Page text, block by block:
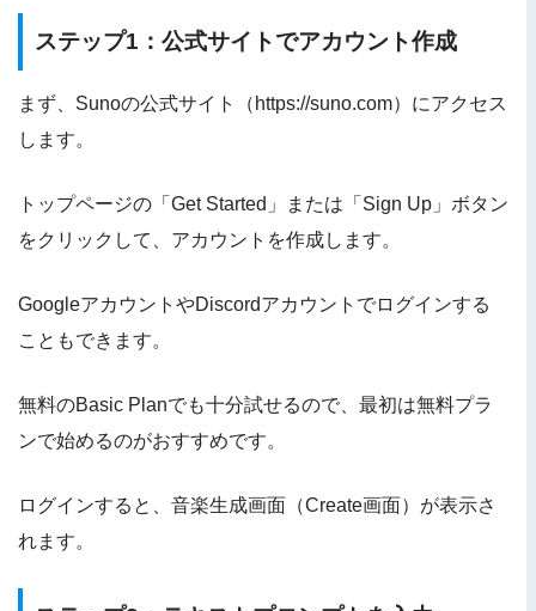
ステップ1：公式サイトでアカウント作成
まず、Sunoの公式サイト（https://suno.com）にアクセス
します。
トップページの「Get Started」または「Sign Up」ボタン
をクリックして、アカウントを作成します。
GoogleアカウントやDiscordアカウントでログインする
こともできます。
無料のBasic Planでも十分試せるので、最初は無料プラ
ンで始めるのがおすすめです。
ログインすると、音楽生成画面（Create画面）が表示さ
れます。